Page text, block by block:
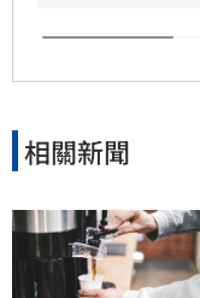
相關新聞